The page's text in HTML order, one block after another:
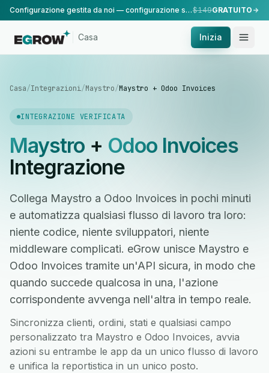
Configurazione gestita da noi — configurazione standard, eseguita dal nostro team.$149GRATUITO
Casa Inizia
Casa/Integrazioni/Maystro/Maystro + Odoo Invoices
INTEGRAZIONE VERIFICATA
Maystro+ Odoo Invoices
Integrazione
Collega Maystro a Odoo Invoices in pochi minuti
e automatizza qualsiasi flusso di lavoro tra loro:
niente codice, niente sviluppatori, niente
middleware complicati. eGrow unisce Maystro e
Odoo Invoices tramite un'API sicura, in modo che
quando succede qualcosa in una, l'azione
corrispondente avvenga nell'altra in tempo reale.
Sincronizza clienti, ordini, stati e qualsiasi campo
personalizzato tra Maystro e Odoo Invoices, avvia
azioni su entrambe le app da un unico flusso di lavoro
e unifica la reportistica in un unico posto.